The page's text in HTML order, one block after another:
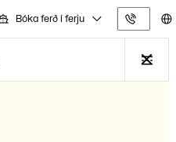
Bóka ferð í ferju